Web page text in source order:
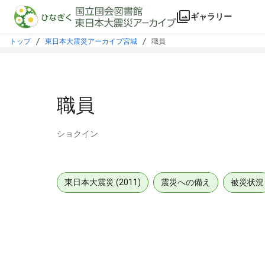
本文に飛ぶ
ギャラリー
トップ 東日本大震災アーカイブ宮城 職員
職員
ショクイン
東日本大震災 (2011) 震災への備え 被災状況